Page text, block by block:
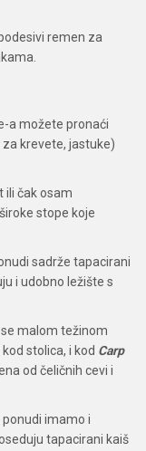
remen za
a možete pronaći
krevete, jastuke)
ili čak osam
stope koje
sadrže tapacirani
i udobno ležište s
se malom težinom
stolica, i kod Carp
od čeličnih cevi i
imamo i
tapacirani kaiš